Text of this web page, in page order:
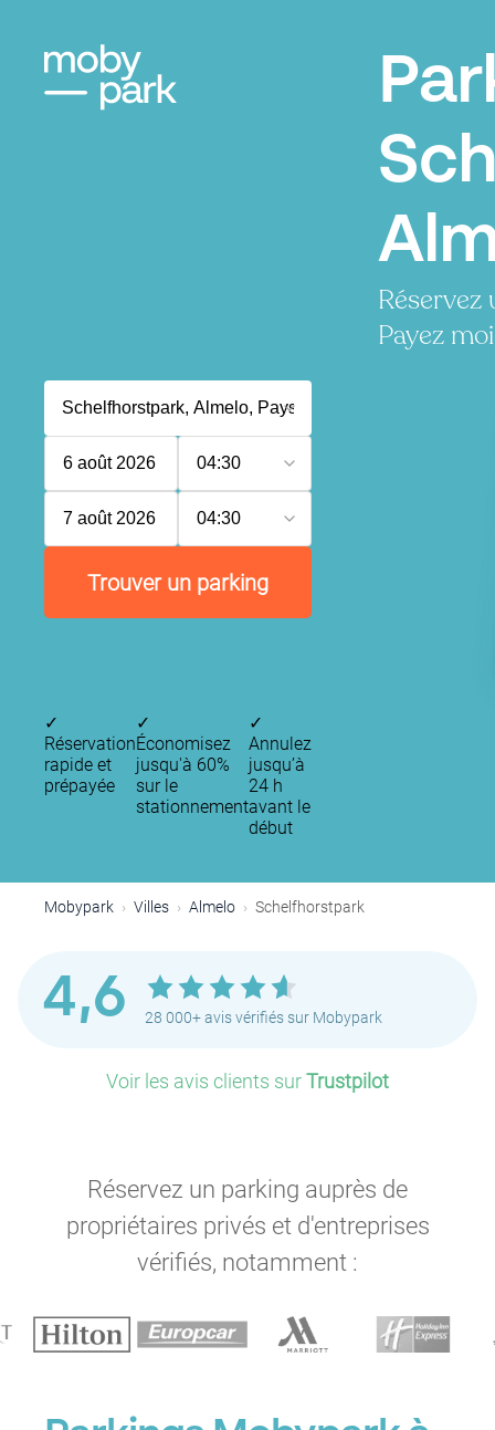
Payez
6 août 2026 04:30
7 août 2026 04:30
Trouver un parking
✓
Réservation
rapide et
prépayée
✓
Économisez
jusqu'à 60%
sur le
stationnement
✓
Annulez
jusqu’à
24 h
avant le
début
Mobypark Villes Almelo Schelfhorstpark
4,6 28 000+ avis vérifiés sur Mobypark
Voir les avis clients surTrustpilot
Réservez un parking auprès de
propriétaires privés et d'entreprises
vérifiés, notamment :